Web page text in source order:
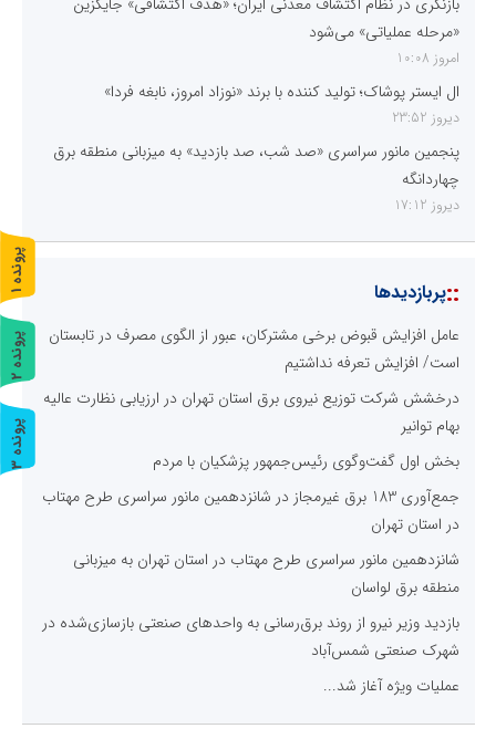
«مرحله عملیاتی» می‌شود
امروز 10:08
ال ایستر پوشاک؛ تولید کننده با برند «نوزاد امروز، نابغه فردا»
دیروز 23:52
پنجمین مانور سراسری «صد شب، صد بازدید» به میزبانی منطقه برق
چهاردانگه
دیروز 17:12
::پربازدیدها
عامل افزایش قبوض برخی مشترکان، عبور از الگوی مصرف در تابستان
است/ افزایش تعرفه نداشتیم
درخشش شرکت توزیع نیروی برق استان تهران در ارزیابی نظارت عالیه
بهام توانیر
بخش اول گفت‌وگوی رئیس‌جمهور پزشکیان با مردم
جمع‌آوری 183 برق غیرمجاز در شانزدهمین مانور سراسری طرح مهتاب
در استان تهران
شانزدهمین مانور سراسری طرح مهتاب در استان تهران به میزبانی
منطقه برق لواسان
بازدید وزیر نیرو از روند برق‌رسانی به واحدهای صنعتی بازسازی‌شده در
شهرک صنعتی شمس‌آباد
عملیات ویژه آغاز شد...
پ
ر
و
ن
د
ه
1
پ
ر
و
ن
د
ه
2
پ
ر
و
ن
د
ه
3